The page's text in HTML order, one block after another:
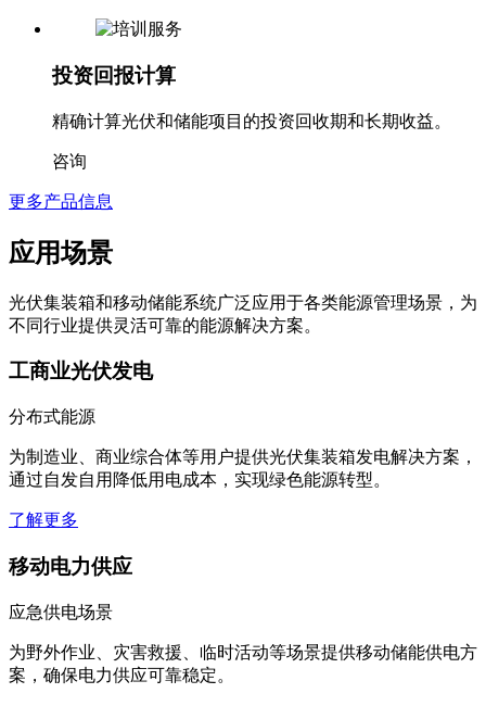
投资回报计算
精确计算光伏和储能项目的投资回收期和长期收益。
咨询
更多产品信息
应用场景
光伏集装箱和移动储能系统广泛应用于各类能源管理场景，为
不同行业提供灵活可靠的能源解决方案。
工商业光伏发电
分布式能源
为制造业、商业综合体等用户提供光伏集装箱发电解决方案，
通过自发自用降低用电成本，实现绿色能源转型。
了解更多
移动电力供应
应急供电场景
为野外作业、灾害救援、临时活动等场景提供移动储能供电方
案，确保电力供应可靠稳定。